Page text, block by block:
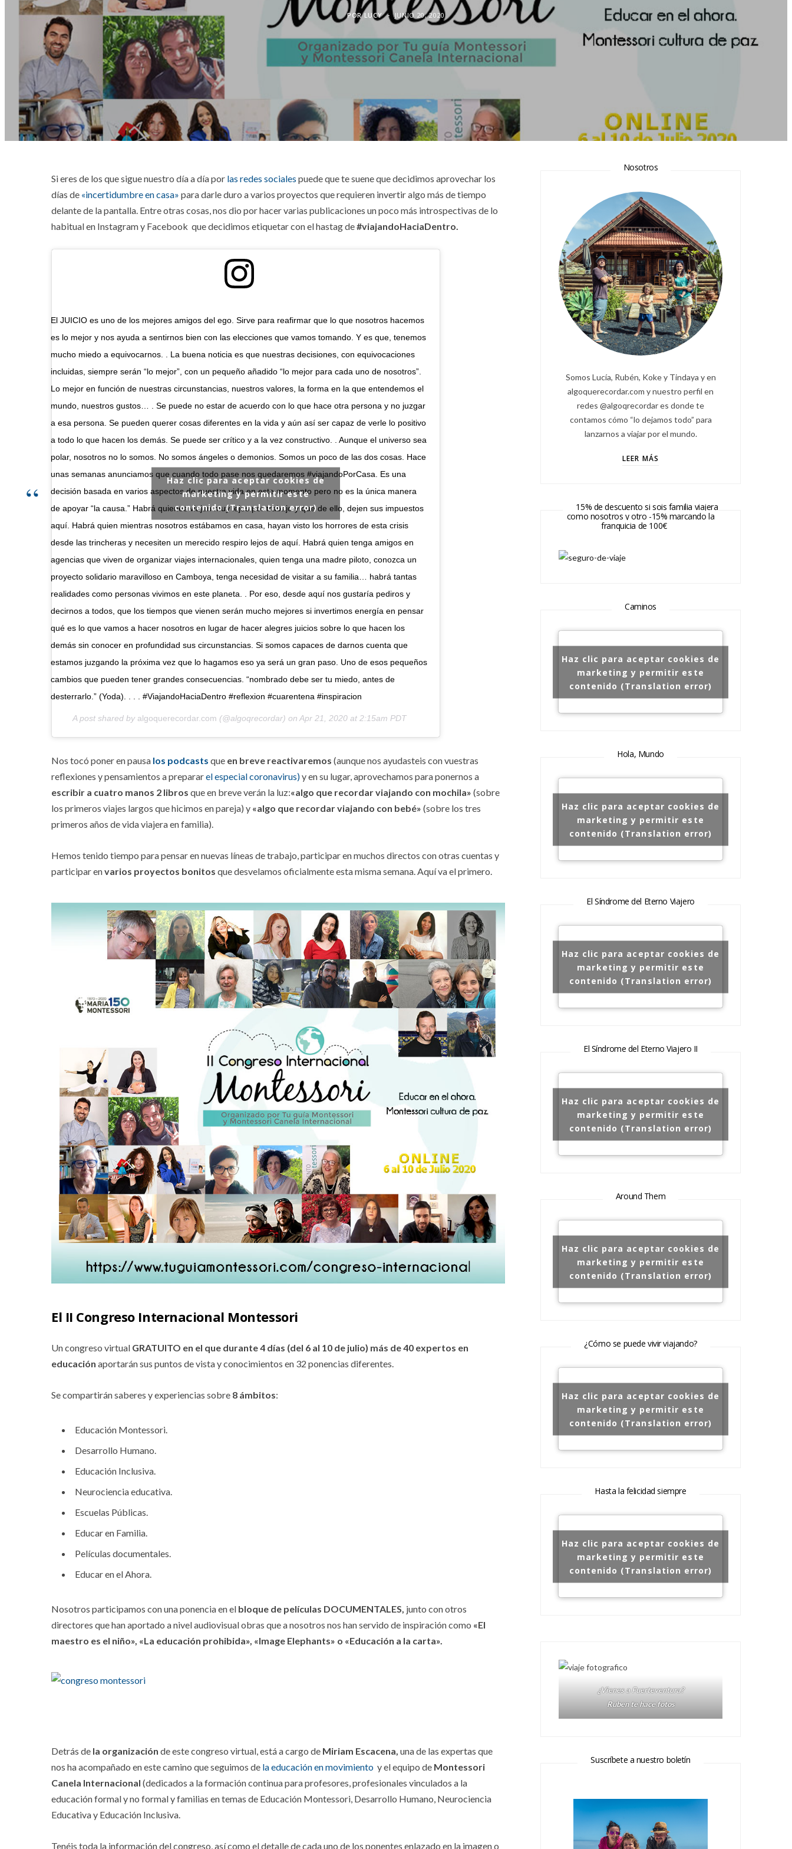
PORLUCY JUNIO 20, 2020
Si eres de los que sigue nuestro día a día por las redes sociales puede que te suene que decidimos aprovechar los
días de «incertidumbre en casa» para darle duro a varios proyectos que requieren invertir algo más de tiempo
delante de la pantalla. Entre otras cosas, nos dio por hacer varias publicaciones un poco más introspectivas de lo
habitual en Instagram y Facebook que decidimos etiquetar con el hastag de#viajandoHaciaDentro.
El JUICIO es uno de los mejores amigos del ego. Sirve para reafirmar que lo que nosotros hacemos
es lo mejor y nos ayuda a sentirnos bien con las elecciones que vamos tomando. Y es que, tenemos
mucho miedo a equivocarnos. . La buena noticia es que nuestras decisiones, con equivocaciones
incluidas, siempre serán “lo mejor”, con un pequeño añadido “lo mejor para cada uno de nosotros”.
Lo mejor en función de nuestras circunstancias, nuestros valores, la forma en la que entendemos el
mundo, nuestros gustos… . Se puede no estar de acuerdo con lo que hace otra persona y no juzgar
a esa persona. Se pueden querer cosas diferentes en la vida y aún así ser capaz de verle lo positivo
a todo lo que hacen los demás. Se puede ser crítico y a la vez constructivo. . Aunque el universo sea
polar, nosotros no lo somos. No somos ángeles o demonios. Somos un poco de las dos cosas. Hace
unas semanas anunciamos que cuando todo pase nos quedaremos #viajandoPorCasa. Es una
decisión basada en varios aspectos de nuestra vida en este momento pero no es la única manera
de apoyar “la causa.” Habrá quienes viajen muy lejos por trabajo y que de ello, dejen sus impuestos
aquí. Habrá quien mientras nosotros estábamos en casa, hayan visto los horrores de esta crisis
desde las trincheras y necesiten un merecido respiro lejos de aquí. Habrá quien tenga amigos en
agencias que viven de organizar viajes internacionales, quien tenga una madre piloto, conozca un
proyecto solidario maravilloso en Camboya, tenga necesidad de visitar a su familia… habrá tantas
realidades como personas vivimos en este planeta. . Por eso, desde aquí nos gustaría pediros y
decirnos a todos, que los tiempos que vienen serán mucho mejores si invertimos energía en pensar
qué es lo que vamos a hacer nosotros en lugar de hacer alegres juicios sobre lo que hacen los
demás sin conocer en profundidad sus circunstancias. Si somos capaces de darnos cuenta que
estamos juzgando la próxima vez que lo hagamos eso ya será un gran paso. Uno de esos pequeños
cambios que pueden tener grandes consecuencias. “nombrado debe ser tu miedo, antes de
desterrarlo.” (Yoda). . . . #ViajandoHaciaDentro #reflexion #cuarentena #inspiracion
A post shared by algoquerecordar.com (@algoqrecordar) on Apr 21, 2020 at 2:15am PDT
Haz clic para aceptar cookies de
marketing y permitir este
contenido (Translation error)
Nos tocó poner en pausa los podcasts que en breve reactivaremos (aunque nos ayudasteis con vuestras
reflexiones y pensamientos a prepararel especial coronavirus)y en su lugar, aprovechamos para ponernos a
escribir a cuatro manos 2 libros que en breve verán la luz:«algo que recordar viajando con mochila» (sobre
los primeros viajes largos que hicimos en pareja) y «algo que recordar viajando con bebé» (sobre los tres
primeros años de vida viajera en familia).
Hemos tenido tiempo para pensar en nuevas líneas de trabajo, participar en muchos directos con otras cuentas y
participar envarios proyectos bonitos que desvelamos oficialmente esta misma semana. Aquí va el primero.
El II Congreso Internacional Montessori
Un congreso virtual GRATUITO en el que durante 4 días (del 6 al 10 de julio) más de 40 expertos en
educación aportarán sus puntos de vista y conocimientos en 32 ponencias diferentes.
Se compartirán saberes y experiencias sobre 8 ámbitos:
Educación Montessori.
Desarrollo Humano.
Educación Inclusiva.
Neurociencia educativa.
Escuelas Públicas.
Educar en Familia.
Películas documentales.
Educar en el Ahora.
Nosotros participamos con una ponencia en el bloque de películas DOCUMENTALES, junto con otros
directores que han aportado a nivel audiovisual obras que a nosotros nos han servido de inspiración como «El
maestro es el niño», «La educación prohibida», «Image Elephants» o «Educación a la carta».
Detrás de la organización de este congreso virtual, está a cargo de Miriam Escacena, una de las expertas que
nos ha acompañado en este camino que seguimos de la educación en movimiento y el equipo de Montessori
Canela Internacional (dedicados a la formación continua para profesores, profesionales vinculados a la
educación formal y no formal y familias en temas de Educación Montessori, Desarrollo Humano, Neurociencia
Educativa y Educación Inclusiva.
Tenéis toda la información del congreso, así como el detalle de cada uno de los ponentes enlazado en la imagen o
Nosotros
Somos Lucía, Rubén, Koke y Tindaya y en
algoquerecordar.com y nuestro perfil en
redes @algoqrecordar es donde te
contamos cómo “lo dejamos todo” para
lanzarnos a viajar por el mundo.
LEER MÁS
15% de descuento si sois familia viajera
como nosotros y otro -15% marcando la
franquicia de 100€
Caminos
Haz clic para aceptar cookies de
marketing y permitir este
contenido (Translation error)
Hola, Mundo
Haz clic para aceptar cookies de
marketing y permitir este
contenido (Translation error)
El Síndrome del Eterno Viajero
Haz clic para aceptar cookies de
marketing y permitir este
contenido (Translation error)
El Síndrome del Eterno Viajero II
Haz clic para aceptar cookies de
marketing y permitir este
contenido (Translation error)
Around Them
Haz clic para aceptar cookies de
marketing y permitir este
contenido (Translation error)
¿Cómo se puede vivir viajando?
Haz clic para aceptar cookies de
marketing y permitir este
contenido (Translation error)
Hasta la felicidad siempre
Haz clic para aceptar cookies de
marketing y permitir este
contenido (Translation error)
¿Vienes a Fuerteventura?
Ruben te hace fotos
Suscríbete a nuestro boletín